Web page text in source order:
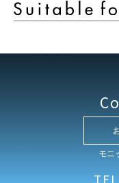
モニ
TEL